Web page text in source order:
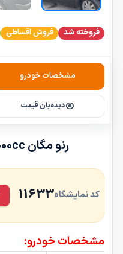
فروخته شد فروش اقساطی
مشخصات خودرو
دیده‌بان قیمت
رنو مگان 2000cc مدل 2011-1390
کد نمایشگاه11633
مشخصات خودرو: